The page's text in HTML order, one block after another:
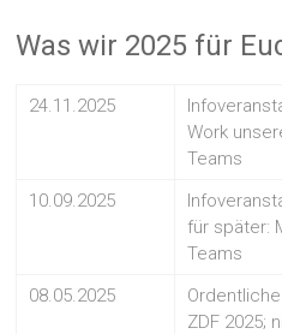
Was wir 2025 für
24.11.2025
Work
Teams
10.09.2025
für später:
Teams
08.05.2025
ZDF 2025;